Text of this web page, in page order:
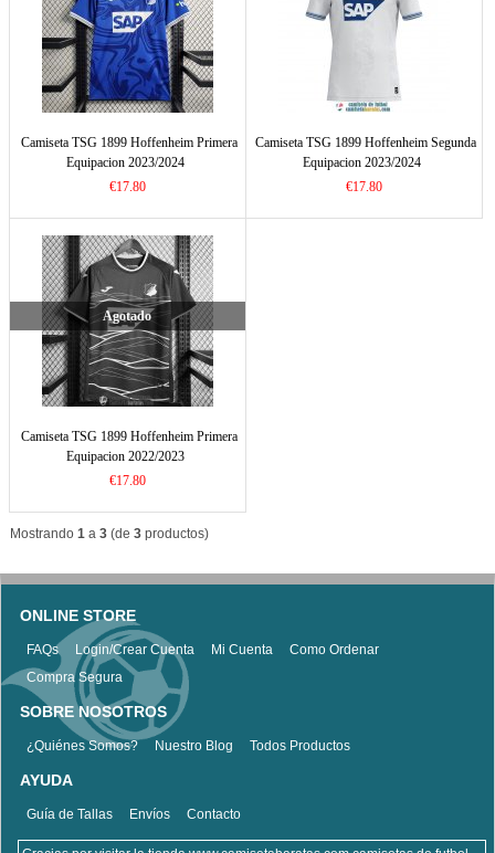
Camiseta TSG 1899 Hoffenheim Primera
Equipacion 2023/2024
€17.80
Camiseta TSG 1899 Hoffenheim Segunda
Equipacion 2023/2024
€17.80
Agotado
Camiseta TSG 1899 Hoffenheim Primera
Equipacion 2022/2023
€17.80
Mostrando 1a 3(de 3productos)
ONLINE STORE
FAQs Login/Crear Cuenta Mi Cuenta
Como Ordenar
Compra Segura
SOBRE NOSOTROS
¿Quiénes Somos? Nuestro Blog Todos Productos
AYUDA
Guía de Tallas Envíos Contacto